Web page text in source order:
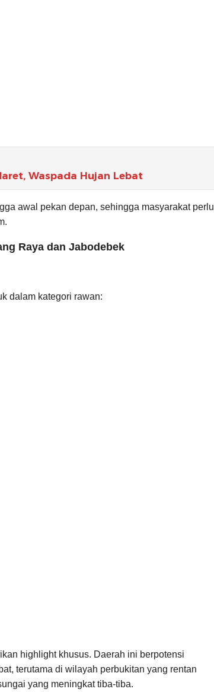
Waspada Hujan Lebat
awal pekan depan, sehingga masyarakat perlu
Raya dan Jabodebek
dalam kategori rawan:
highlight khusus. Daerah ini berpotensi
terutama di wilayah perbukitan yang rentan
yang meningkat tiba-tiba.